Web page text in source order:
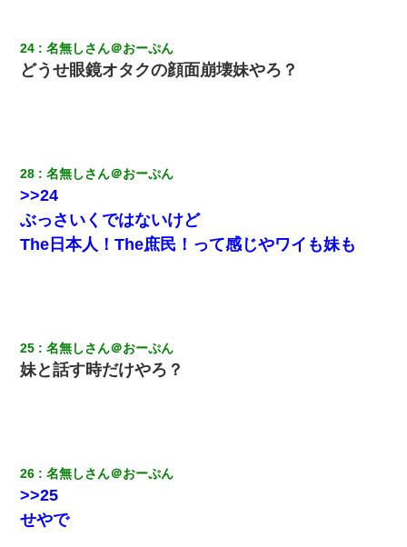
24 名無しさん＠おーぷん
どうせ眼鏡オタクの顔面崩壊妹やろ？
28 名無しさん＠おーぷん
>>24
ぶっさいくではないけど
The日本人！The庶民！って感じやワイも妹も
25 名無しさん＠おーぷん
妹と話す時だけやろ？
26 名無しさん＠おーぷん
>>25
せやで